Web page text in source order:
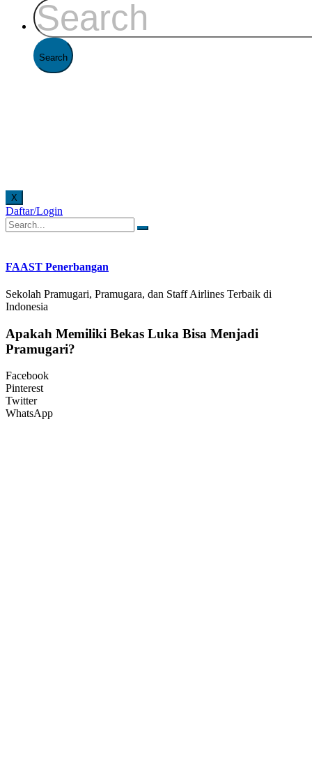
X
Daftar/Login
FAAST Penerbangan
Sekolah Pramugari, Pramugara, dan Staff Airlines Terbaik di
Indonesia
Apakah Memiliki Bekas Luka Bisa Menjadi
Pramugari?
Facebook
Pinterest
Twitter
WhatsApp